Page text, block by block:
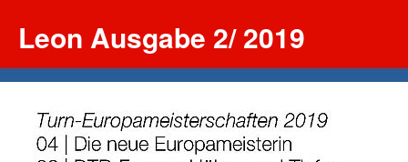
Leon Ausgabe 2/ 2019